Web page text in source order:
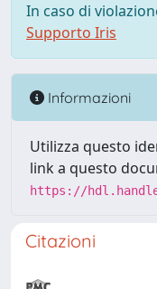
In caso di
Supporto Iris
Informazioni
Utilizza questo
link a questo
https://
Citazioni